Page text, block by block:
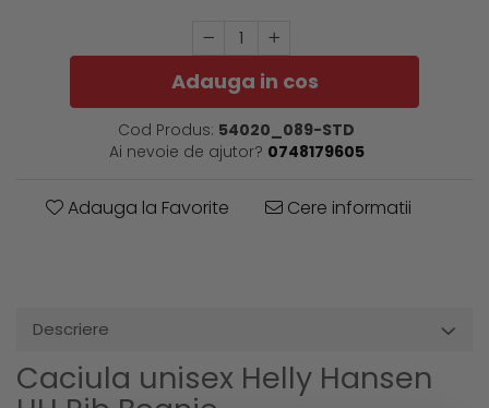
Adauga in cos
Cod Produs: 54020_089-STD
Ai nevoie de ajutor? 0748179605
Adauga la Favorite Cere informatii
Descriere
Caciula unisex Helly Hansen